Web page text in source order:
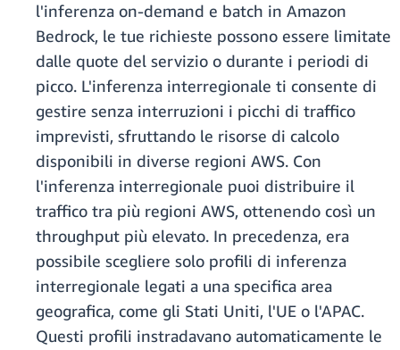
l'inferenza on-demand e batch in Amazon
Bedrock, le tue richieste possono essere limitate
dalle quote del servizio o durante i periodi di
picco. L'inferenza interregionale ti consente di
gestire senza interruzioni i picchi di traffico
imprevisti, sfruttando le risorse di calcolo
disponibili in diverse regioni AWS. Con
l'inferenza interregionale puoi distribuire il
traffico tra più regioni AWS, ottenendo così un
throughput più elevato. In precedenza, era
possibile scegliere solo profili di inferenza
interregionale legati a una specifica area
geografica, come gli Stati Uniti, l'UE o l'APAC.
Questi profili instradavano automaticamente le